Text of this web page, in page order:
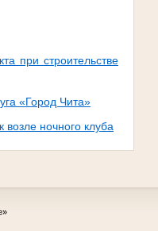
при строительстве
«Город Чита»
ночного клуба